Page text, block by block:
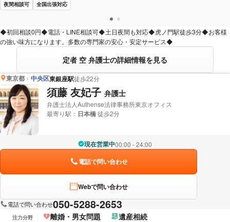
夜間相談可 全国出張対応
◆初回相談0円◆電話・LINE相談可◆土日夜間も対応◆虎ノ門駅徒歩3分◆お客様
の強い味方になります。多数の専門家の安心・安定サービス◆
定者 空 弁護士の詳細情報を見る
東京都 中央区東銀座駅徒歩22分
須藤 友妃子 弁護士
弁護士法人Authense法律事務所東京オフィス
最寄り駅： 日本橋徒歩2分
現在営業中00:00 - 24:00
電話で問い合わせ
Webで問い合わせ
電話で問い合わせ050-5288-2653
注力分野 離婚・男女問題 遺産相続